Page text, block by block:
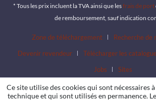
* Tous les prix incluent la TVA ainsi que lesfrais de port
de remboursement, sauf indication
Zone de téléchargement
Recherche de
Devenir revendeur
Télécharger les
Jobs
Sites
Ce site utilise des cookies qui sont nécessaires
technique et qui sont utilisés en permanence.